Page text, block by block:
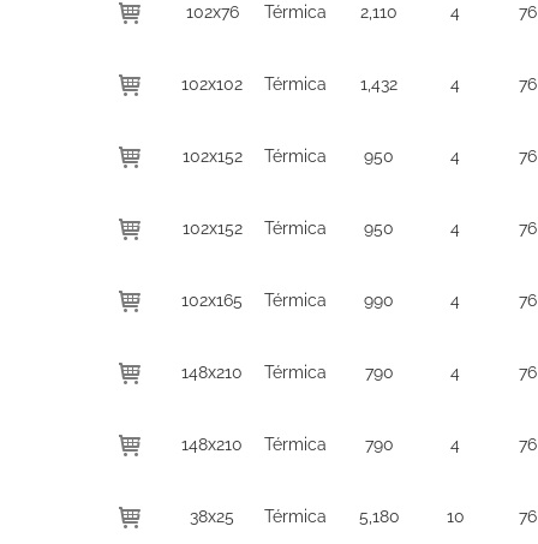
102x76 Térmica 2,110 4 76
102x102 Térmica 1,432 4 76
102x152 Térmica 950 4 76
102x152 Térmica 950 4 76
102x165 Térmica 990 4 76
148x210 Térmica 790 4 76
148x210 Térmica 790 4 76
38x25 Térmica 5,180 10 76